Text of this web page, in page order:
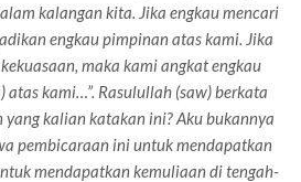
kalangan kita. Jika engkau mencari
engkau pimpinan atas kami. Jika
maka kami angkat engkau
atas kami…”. Rasulullah (saw) berkata
yang kalian katakan ini? Aku bukannya
pembicaraan ini untuk mendapatkan
mendapatkan kemuliaan di tengah-